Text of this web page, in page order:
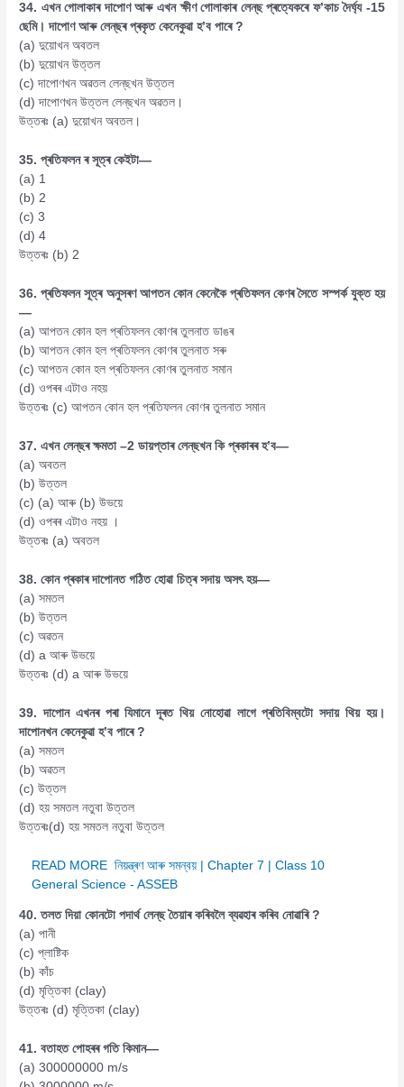
34. এখন গোলাকাৰ দাপোণ আৰু এখন ক্ষীণ গোলাকাৰ লেন্‌ছ প্ৰত্যেকৰে ফ’কাচ দৈৰ্ঘ্য -15
ছেমি। দাপোণ আৰু লেন্‌ছৰ প্ৰকৃত কেনেকুৱা হ’ব পাৰে ?
(a) দুয়োখন অবতল
(b) দুয়োখন উত্তল
(c) দাপোণখন অৱতল লেন্‌ছখন উত্তল
(d) দাপোণখন উত্তল লেন্‌ছখন অৱতল।
উত্তৰঃ (a) দুয়োখন অবতল।
35. প্ৰতিফলন ৰ সূত্ৰ কেইটা—
(a) 1
(b) 2
(c) 3
(d) 4
উত্তৰঃ (b) 2
36. প্ৰতিফলন সূত্ৰ অনুসৰণ আপতন কোন কেনেকৈ প্ৰতিফলন কেণৰ সৈতে সস্পৰ্ক যুক্ত হয়
—
(a) আপতন কোন হল প্ৰতিফলন কোণৰ তুলনাত ডাঙৰ
(b) আপতন কোন হল প্ৰতিফলন কোণৰ তুলনাত সৰু
(c) আপতন কোন হল প্ৰতিফলন কোণৰ তুলনাত সমান
(d) ওপৰৰ এটাও নহয়
উত্তৰঃ (c) আপতন কোন হল প্ৰতিফলন কোণৰ তুলনাত সমান
37. এখন লেন্‌ছৰ ক্ষমতা –2 ডায়প্তাৰ লেন্‌ছখন কি প্ৰকাৰৰ হ’ব—
(a) অবতল
(b) উত্তল
(c) (a) আৰু (b) উভয়ে
(d) ওপৰৰ এটাও নহয় ।
উত্তৰঃ (a) অবতল
38. কোন প্ৰকাৰ দাপোনত গঠিত হোৱা চিত্ৰ সদায় অসৎ হয়—
(a) সমতল
(b) উত্তল
(c) অৱতন
(d) a আৰু উভয়ে
উত্তৰঃ (d) a আৰু উভয়ে
39. দাপোন এখনৰ পৰা যিমানে দূৰত থিয় নোহোৱা লাগে প্ৰতিবিম্বটো সদায় থিয় হয়।
দাপোনখন কেনেকুৱা হ’ব পাৰে ?
(a) সমতল
(b) অৱতল
(c) উত্তল
(d) হয় সমতল নতুবা উত্তল
উত্তৰঃ(d) হয় সমতল নতুবা উত্তল
READ MORE নিয়ন্ত্ৰণ আৰু সমন্বয় | Chapter 7 | Class 10
General Science - ASSEB
40. তলত দিয়া কোনটো পদাৰ্থ লেন্‌ছ তৈয়াৰ কৰিবলৈ ব্যৱহাৰ কৰিব নোৱাৰি ?
(a) পানী
(c) প্লাষ্টিক
(b) কাঁচ
(d) মৃত্তিকা (clay)
উত্তৰঃ (d) মৃত্তিকা (clay)
41. বতাহত পোহৰৰ গতি কিমান—
(a) 300000000 m/s